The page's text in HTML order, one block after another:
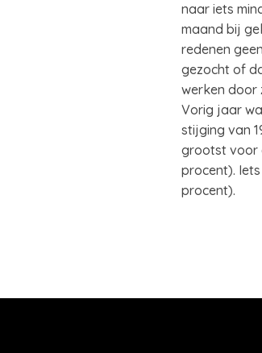
naar iets
maand bij
redenen
gezocht of
werken door
Vorig jaar
stijging van
grootst voor
procent).
procent).